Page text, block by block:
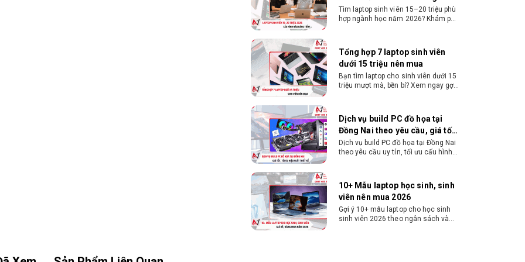
LAN /
WiFi
AC 9560, dual-band, Bluetooth 5.1
Kích
thước
Micro-ATX (24.4 x 22.5 cm)
Tiền?
Tìm laptop sinh viên 15–20 triệu phù
hợp ngành học năm 2026? Khám phá
Tổng hợp 7 laptop sinh viên
dưới 15 triệu nên mua
Bạn tìm laptop cho sinh viên dưới 15
triệu mượt mà, bền bỉ? Xem ngay gợi
Dịch vụ build PC đồ họa tại
Đồng Nai theo yêu cầu, giá tốt,
uy tín
Dịch vụ build PC đồ họa tại Đồng Nai
theo yêu cầu uy tín, tối ưu cấu hình
tiết ngay.
10+ Mẫu laptop học sinh, sinh
viên nên mua 2026
Gợi ý 10+ mẫu laptop cho học sinh
sinh viên 2026 theo ngân sách và